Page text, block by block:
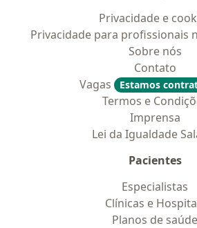
Privacidade e
Privacidade para profissionais
Sobre nós
Contato
Vagas
Estamos
Termos e
Imprensa
Lei da Igualdade
Pacientes
Especialistas
Clínicas e
Planos de saúde